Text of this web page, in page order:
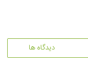
دیدگاه ها